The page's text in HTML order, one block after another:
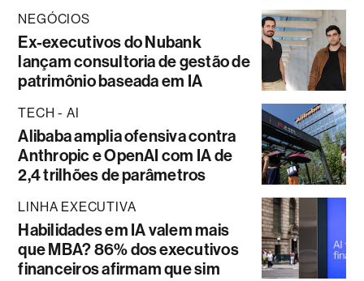
NEGÓCIOS
Ex-executivos do Nubank
lançam consultoria de gestão de
patrimônio baseada em IA
TECH - AI
Alibaba amplia ofensiva contra
Anthropic e OpenAI com IA de
2,4 trilhões de parâmetros
LINHA EXECUTIVA
Habilidades em IA valem mais
que MBA? 86% dos executivos
financeiros afirmam que sim